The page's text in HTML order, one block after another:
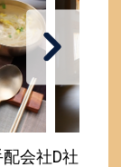
会社D社